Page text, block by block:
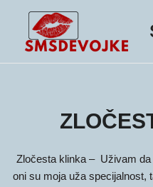
content
Zločesta klinka – Uživam
oni su moja uža specijalnost,